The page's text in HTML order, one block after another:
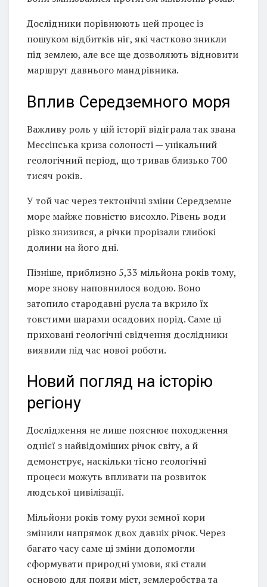
Дослідники порівнюють цей процес із
пошуком відбитків ніг, які частково зникли
під землею, але все ще дозволяють відновити
маршрут давнього мандрівника.
Вплив Середземного моря
Важливу роль у цій історії відіграла так звана
Мессінська криза солоності — унікальний
геологічний період, що тривав близько 700
тисяч років.
У той час через тектонічні зміни Середземне
море майже повністю висохло. Рівень води
різко знизився, а річки прорізали глибокі
долини на його дні.
Пізніше, приблизно 5,33 мільйона років тому,
море знову наповнилося водою. Воно
затопило стародавні русла та вкрило їх
товстими шарами осадових порід. Саме ці
приховані геологічні свідчення дослідники
виявили під час нової роботи.
Новий погляд на історію
регіону
Дослідження не лише пояснює походження
однієї з найвідоміших річок світу, а й
демонструє, наскільки тісно геологічні
процеси можуть впливати на розвиток
людської цивілізації.
Мільйони років тому рухи земної кори
змінили напрямок двох давніх річок. Через
багато часу саме ці зміни допомогли
сформувати природні умови, які стали
основою для появи міст, землеробства та